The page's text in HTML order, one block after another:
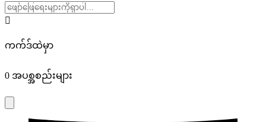
ကက်ဒ်ထဲမှာ
0 အပစ္အစည်းများ